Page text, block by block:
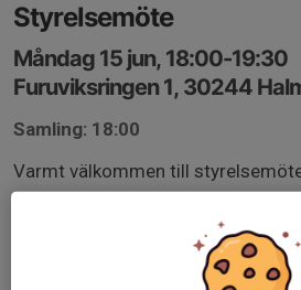
Styrelsemöte
Måndag 15 jun, 18:00-19:30
Furuviksringen 1, 30244
Samling: 18:00
Varmt välkommen till